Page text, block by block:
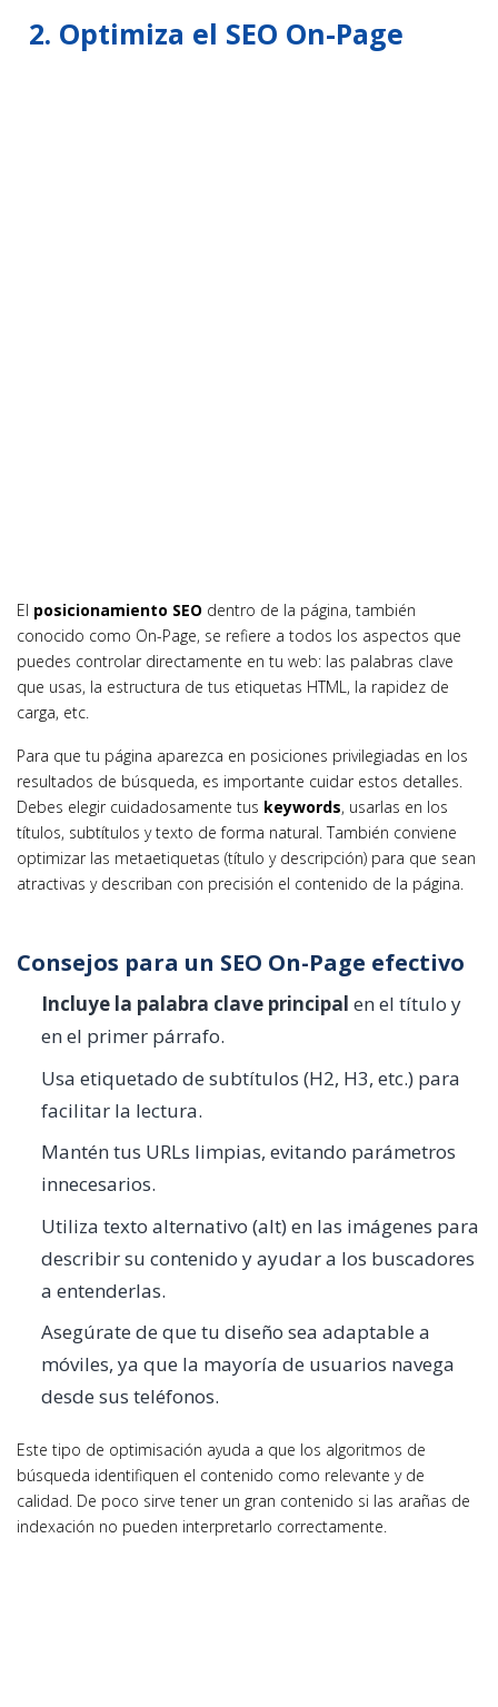
2. Optimiza el SEO On-Page
El posicionamiento SEO dentro de la página, también
conocido como On-Page, se refiere a todos los aspectos que
puedes controlar directamente en tu web: las palabras clave
que usas, la estructura de tus etiquetas HTML, la rapidez de
carga, etc.
Para que tu página aparezca en posiciones privilegiadas en los
resultados de búsqueda, es importante cuidar estos detalles.
Debes elegir cuidadosamente tus keywords, usarlas en los
títulos, subtítulos y texto de forma natural. También conviene
optimizar las metaetiquetas (título y descripción) para que sean
atractivas y describan con precisión el contenido de la página.
Consejos para un SEO On-Page efectivo
Incluye la palabra clave principal en el título y
en el primer párrafo.
Usa etiquetado de subtítulos (H2, H3, etc.) para
facilitar la lectura.
Mantén tus URLs limpias, evitando parámetros
innecesarios.
Utiliza texto alternativo (alt) en las imágenes para
describir su contenido y ayudar a los buscadores
a entenderlas.
Asegúrate de que tu diseño sea adaptable a
móviles, ya que la mayoría de usuarios navega
desde sus teléfonos.
Este tipo de optimisación ayuda a que los algoritmos de
búsqueda identifiquen el contenido como relevante y de
calidad. De poco sirve tener un gran contenido si las arañas de
indexación no pueden interpretarlo correctamente.